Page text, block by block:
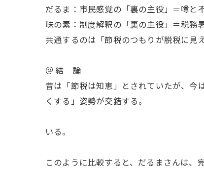
だるま：市民感覚の「裏の主役」＝噂と
味の素：制度解釈の「裏の主役」＝税務
共通するのは「節税のつもりが脱税に見
＠ 結 論
昔は「節税は知恵」とされていたが、今
くする」姿勢が交錯する。
脱税事件は単なる
いる。
このように比較すると、だるまさんは、